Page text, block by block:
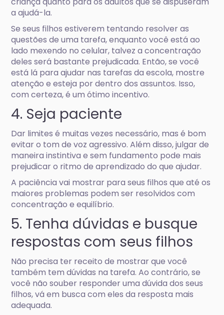
a ajudá-la.
Se seus filhos estiverem tentando resolver as
questões de uma tarefa, enquanto você está ao
lado mexendo no celular, talvez a concentração
deles será bastante prejudicada. Então, se você
está lá para ajudar nas tarefas da escola, mostre
atenção e esteja por dentro dos assuntos. Isso,
com certeza, é um ótimo incentivo.
4. Seja paciente
Dar limites é muitas vezes necessário, mas é bom
evitar o tom de voz agressivo. Além disso, julgar de
maneira instintiva e sem fundamento pode mais
prejudicar o ritmo de aprendizado do que ajudar.
A paciência vai mostrar para seus filhos que até os
maiores problemas podem ser resolvidos com
concentração e equilíbrio.
5. Tenha dúvidas e busque
respostas com seus filhos
Não precisa ter receito de mostrar que você
também tem dúvidas na tarefa. Ao contrário, se
você não souber responder uma dúvida dos seus
filhos, vá em busca com eles da resposta mais
adequada.